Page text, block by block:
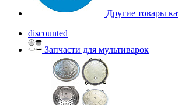
Другие товары
discounted
Запчасти для мультиварок